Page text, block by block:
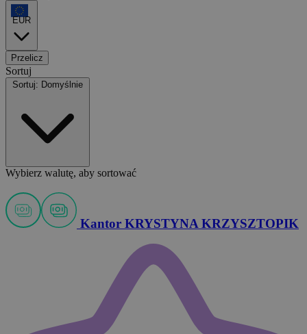
EUR
Przelicz
Sortuj
Sortuj: Domyślnie
Wybierz walutę, aby sortować
Kantor KRYSTYNA KRZYSZTOPIK